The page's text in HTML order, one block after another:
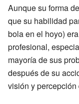
Aunque su forma
que su habilidad
bola en el hoyo)
profesional,
mayoría de sus
después de su
visión y